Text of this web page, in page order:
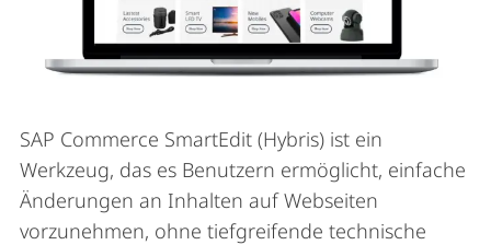
SAP Commerce SmartEdit (Hybris) ist ein
Werkzeug, das es Benutzern ermöglicht, einfache
Änderungen an Inhalten auf Webseiten
vorzunehmen, ohne tiefgreifende technische